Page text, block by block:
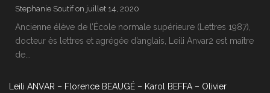
Stephanie Soutifon juillet 14, 2020
Ancienne élève de l’École normale supérieure (Lettres 1987),
docteur ès lettres et agrégée d’anglais, Leili Anvar2 est maître
de...
Leili ANVAR – Florence BEAUGÉ – Karol BEFFA – Olivier